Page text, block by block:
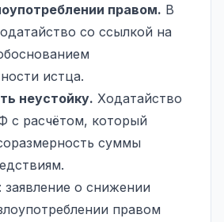
правом. В
со ссылкой на
истца.
неустойку. Ходатайство
с расчётом, который
суммы
о снижении
правом